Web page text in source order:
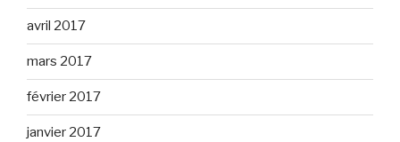
avril 2017
mars 2017
février 2017
janvier 2017